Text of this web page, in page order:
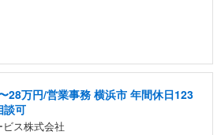
28万円/営業事務 横浜市 年間休日123
談可
ス株式会社